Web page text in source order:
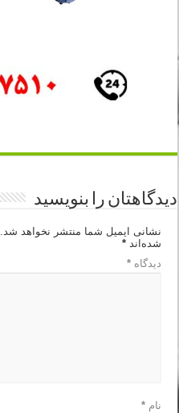
دیدگاهتان را بنویسید
نشانی ایمیل شما منتشر نخواهد شد.
شده‌اند*
دیدگاه*
نام*